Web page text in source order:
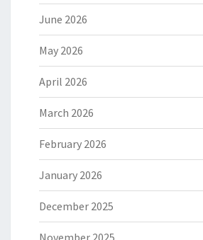
June 2026
May 2026
April 2026
March 2026
February 2026
January 2026
December 2025